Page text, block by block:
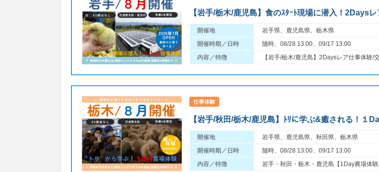
【岩手/栃木/鹿児島】食のｽﾀｰﾄ現場に潜入！2Days
開催地
岩手県、鹿児島県、栃木県
開催時期／日時
随時、08/28 13:00、09/17 13:00
内容／特徴
【岩手/栃木/鹿児島】2Daysレア仕事体験/
仕事体験
【岩手/秋田/栃木/鹿児島】ﾄﾘに学ぶ&癒される！１
開催地
岩手県、鹿児島県、秋田県、栃木県
開催時期／日時
随時、08/28 13:00、09/17 13:00
内容／特徴
岩手・秋田・栃木・鹿児島【1Day農場体験